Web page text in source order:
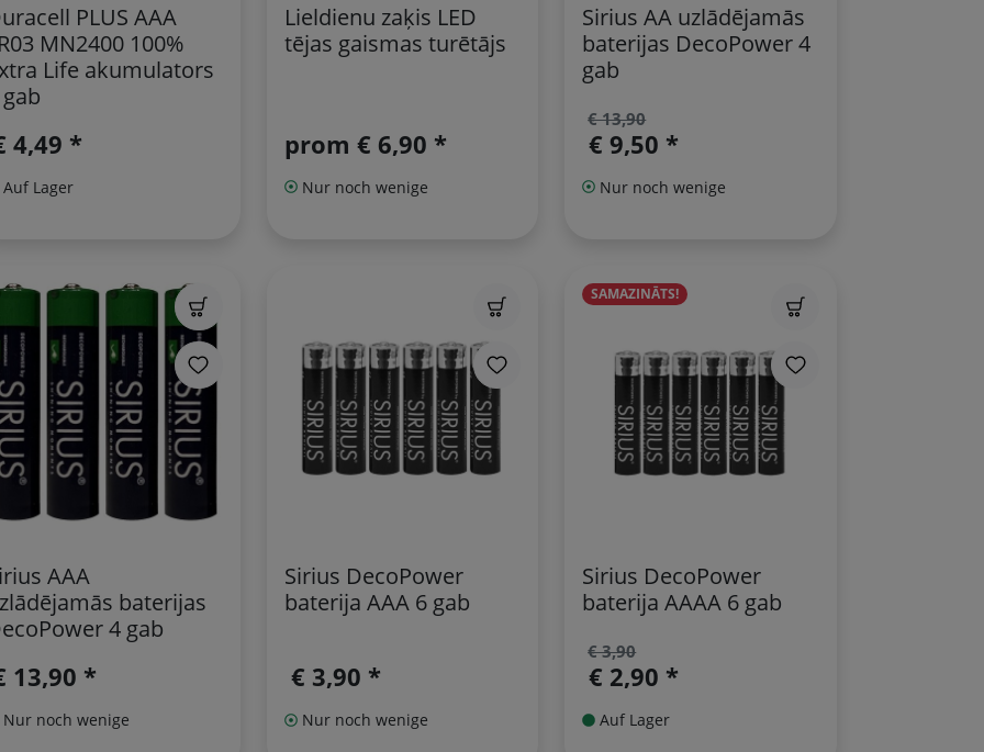
PLUS AAA
MN2400 100%
Life akumulators
4,49 *
Auf Lager
Lieldienu zaķis LED
tējas gaismas turētājs
prom € 6,90 *
Nur noch wenige
Sirius AA uzlādējamās
baterijas DecoPower 4
gab
€ 13,90
€ 9,50 *
Nur noch wenige
AAA
baterijas
4 gab
13,90 *
Nur noch wenige
Sirius DecoPower
baterija AAA 6 gab
€ 3,90 *
Nur noch wenige
SAMAZINĀTS!
Sirius DecoPower
baterija AAAA 6 gab
€ 3,90
€ 2,90 *
Auf Lager